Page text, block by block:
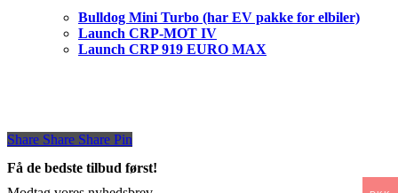
Bulldog Mini Turbo (har EV pakke for elbiler)
Launch CRP-MOT IV
Launch CRP 919 EURO MAX
Share
Share Share Share Pin
Få de bedste tilbud først!